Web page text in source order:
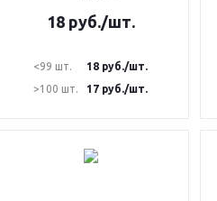
18руб./шт.
<99 шт. 18 руб./шт.
>100 шт.
17 руб./шт.